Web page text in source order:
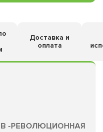
Доставка и
оплата
-PЕBОЛЮЦИОHHAЯ